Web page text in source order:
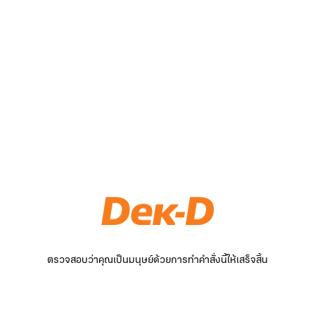
ตรวจสอบว่าคุณเป็นมนุษย์ด้วยการทำคำสั่งนี้ให้เสร็จสิ้น